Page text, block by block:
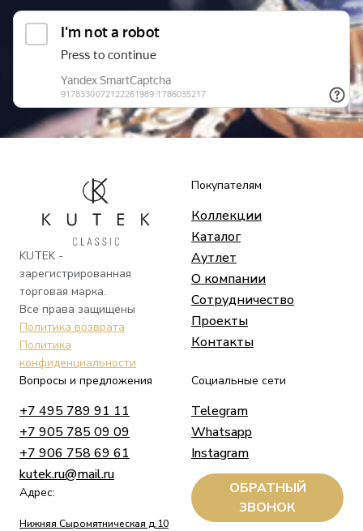
KUTEK -
зарегистрированная
торговая марка.
Все права защищены
Политика возврата
Политика
конфиденциальности
Покупателям
Коллекции
Каталог
Аутлет
О компании
Сотрудничество
Проекты
Контакты
Вопросы и предложения
+7 495 789 91 11
+7 905 785 09 09
+7 906 758 69 61
kutek.ru@mail.ru
Адрес:
Нижняя Сыромятническая д.10
Социальные сети
Telegram
Whatsapp
Instagram
ОБРАТНЫЙ
ЗВОНОК